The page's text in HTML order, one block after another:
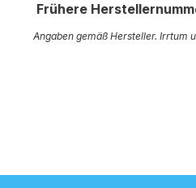
Frühere
Angaben gemäß Hersteller. Irrtum